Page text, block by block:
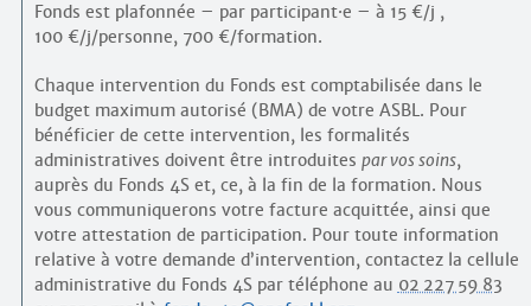
Fonds est plafonnée – par participant·e – à 15 €/j ,
100 €/j/personne, 700 €/formation.
Chaque intervention du Fonds est comptabilisée dans le
budget maximum autorisé (BMA) de votre ASBL. Pour
bénéficier de cette intervention, les formalités
administratives doivent être introduites par vos soins,
auprès du Fonds 4S et, ce, à la fin de la formation. Nous
vous communiquerons votre facture acquittée, ainsi que
votre attestation de participation. Pour toute information
relative à votre demande d’intervention, contactez la cellule
administrative du Fonds 4S par téléphone au 02 227 59 83